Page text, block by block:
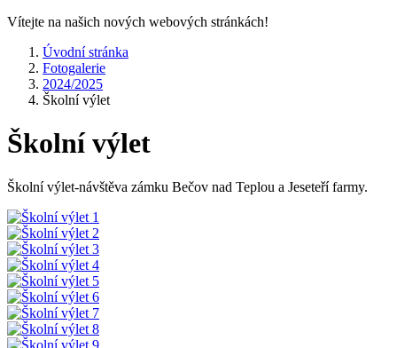
Vítejte na našich nových webových stránkách!
Úvodní stránka
Fotogalerie
2024/2025
Školní výlet
Školní výlet
Školní výlet-návštěva zámku Bečov nad Teplou a Jeseteří farmy.